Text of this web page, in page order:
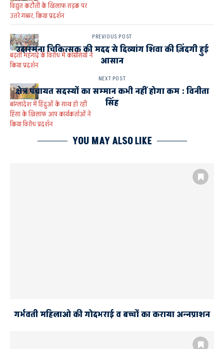
विद्युत कटौती के खिलाफ सड़क पर
उतरे गब्बर, किया प्रदर्शन
बढ़ती महंगाई के विरोध में कांग्रेसियों ने
किया प्रदर्शन
बांग्लादेश में हिंदुओं के साथ हो रही
हिंसा के खिलाफ आप कार्यकर्ताओं ने
किया विरोध प्रदर्शन
PREVIOUS POST
उदारमना चिकित्सक की मदद से दिव्यांग शिवा की ज़िंदगी हुई
आसान
NEXT POST
क्षेत्र पंचायत सदस्यों का सम्मान कभी नहीं होगा कम : विनीता
सिंह
YOU MAY ALSO LIKE
गर्भवती महिलाओ की गोदभराई व बच्चों का कराया अन्नप्राशन